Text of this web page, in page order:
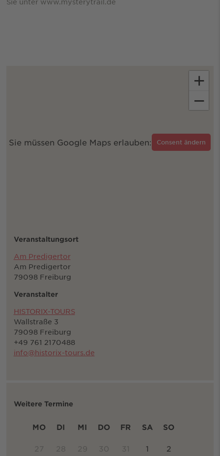
Sie müssen Google Maps erlauben: Consent ändern
+
−
Veranstaltungsort
Am Predigertor
Am Predigertor
79098 Freiburg
Veranstalter
HISTORIX-TOURS
Wallstraße 3
79098 Freiburg
+49 761 2170488
info@historix-tours.de
Weitere Termine
MO DI MI DO FR SA SO
27 28 29 30 31 1 2